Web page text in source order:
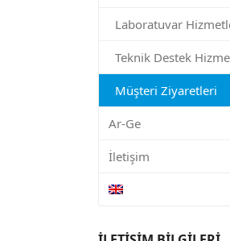
Laboratuvar
Teknik Destek
Müşteri Ziyaretleri
Ar-Ge
İletişim